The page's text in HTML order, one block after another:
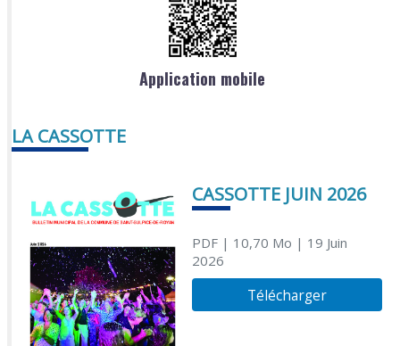
Application mobile
LA CASSOTTE
CASSOTTE JUIN 2026
PDF| 10,70 Mo | 19 Juin
2026
Télécharger